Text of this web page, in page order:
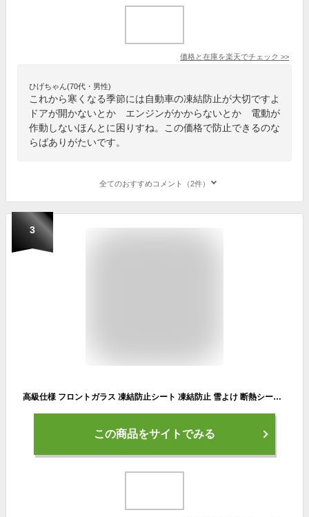
価格と在庫を楽天でチェック >>
ひげちゃん(70代・男性)
これから寒くなる季節には自動車の凍結防止が大切ですよ
ドアが開かないとか エンジンがかからないとか 電動が
作動しないほんとに困りすね。この価格で防止できるのな
らばありがたいです。
全てのおすすめコメント（2件）
3
高級仕様 フロントガラス 凍結防止シート 凍結防止 雪よけ 断熱シート フロントカバー[送料無料(一部地域を除く)]
この商品をサイトでみる